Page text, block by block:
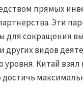
прямых
Эти
для сокращения
других видов
уровня. Китай взял
достичь